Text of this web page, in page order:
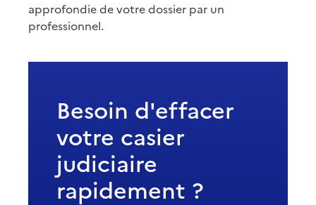
approfondie de votre dossier par un
professionnel.
Besoin d'effacer
votre casier
judiciaire
rapidement ?